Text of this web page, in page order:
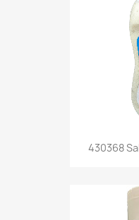
430368